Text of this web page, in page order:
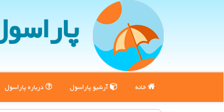
خانه آرشیو پاراسول درباره پاراسول